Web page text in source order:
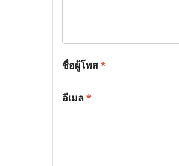
ชื่อผู้โพส*
อีเมล*